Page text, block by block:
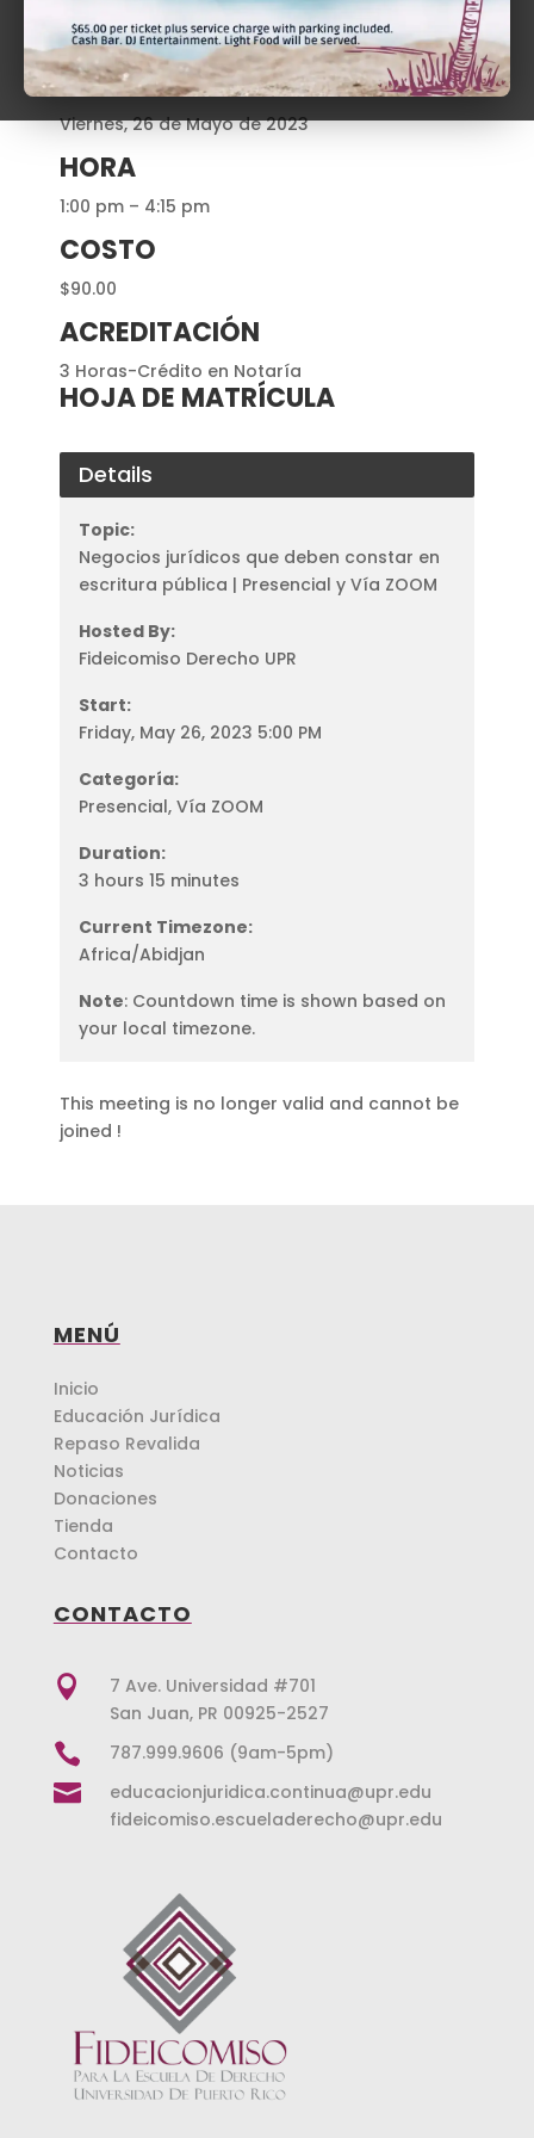
Profa. Belén Guerrero Calderón
DÍA
Viernes, 26 de Mayo de 2023
HORA
1:00 pm – 4:15 pm
COSTO
$90.00
ACREDITACIÓN
3 Horas-Crédito en Notaría
HOJA DE MATRÍCULA
Details
Topic:
Negocios jurídicos que deben constar en
escritura pública | Presencial y Vía ZOOM
Hosted By:
Fideicomiso Derecho UPR
Start:
Friday, May 26, 2023 5:00 PM
Categoría:
Presencial, Vía ZOOM
Duration:
3 hours 15 minutes
Current Timezone:
Africa/Abidjan
Note: Countdown time is shown based on
your local timezone.
This meeting is no longer valid and cannot be
joined !
MENÚ
Inicio
Educación Jurídica
Repaso Revalida
Noticias
Donaciones
Tienda
Contacto
CONTACTO

7 Ave. Universidad #701
San Juan, PR 00925-2527
 787.999.9606 (9am-5pm)

educacionjuridica.continua@upr.edu
fideicomiso.escueladerecho@upr.edu